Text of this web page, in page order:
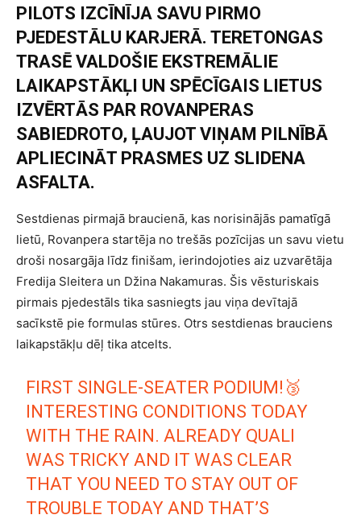
PILOTS IZCĪNĪJA SAVU PIRMO
PJEDESTĀLU KARJERĀ. TERETONGAS
TRASĒ VALDOŠIE EKSTREMĀLIE
LAIKAPSTĀKĻI UN SPĒCĪGAIS LIETUS
IZVĒRTĀS PAR ROVANPERAS
SABIEDROTO, ĻAUJOT VIŅAM PILNĪBĀ
APLIECINĀT PRASMES UZ SLIDENA
ASFALTA.
Sestdienas pirmajā braucienā, kas norisinājās pamatīgā
lietū, Rovanpera startēja no trešās pozīcijas un savu vietu
droši nosargāja līdz finišam, ierindojoties aiz uzvarētāja
Fredija Sleitera un Džina Nakamuras. Šis vēsturiskais
pirmais pjedestāls tika sasniegts jau viņa devītajā
sacīkstē pie formulas stūres. Otrs sestdienas brauciens
laikapstākļu dēļ tika atcelts.
FIRST SINGLE-SEATER PODIUM!🥉
INTERESTING CONDITIONS TODAY
WITH THE RAIN. ALREADY QUALI
WAS TRICKY AND IT WAS CLEAR
THAT YOU NEED TO STAY OUT OF
TROUBLE TODAY AND THAT’S